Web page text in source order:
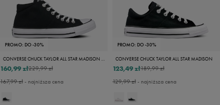
PROMO: DO -30%
CONVERSE CHUCK TAYLOR ALL STAR MADISON MID
229,99 zł
160,99 zł
167,99 zł- najniższa cena
PROMO: DO -30%
CONVERSE CHUCK TAYLOR ALL STAR MADISON
189,99 zł
123,49 zł
129,99 zł- najniższa cena